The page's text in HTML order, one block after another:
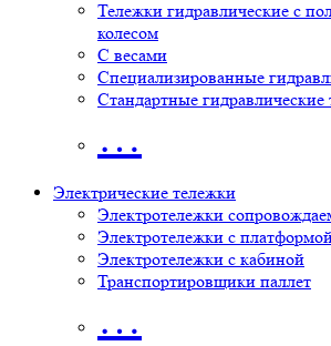
Тележки гидравлические с
колесом
С весами
Специализированные
Стандартные гидравлические
…
Электрические тележки
Электротележки
Электротележки с
Электротележки с кабиной
Транспортировщики паллет
…